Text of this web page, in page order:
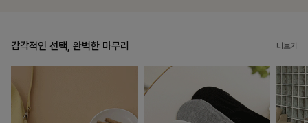
감각적인 선택, 완벽한 마무리 더보기